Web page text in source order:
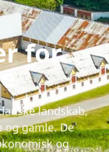
for
landskab,
og gamle. De
og